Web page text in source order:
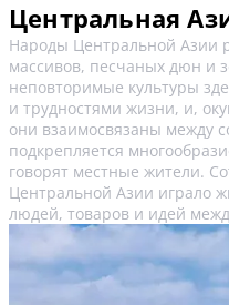
Центральная
Народы Центральной Азии
массивов, песчаных дюн и
неповторимые культуры
и трудностями жизни, и,
они взаимосвязаны между
подкрепляется
говорят местные жители.
Центральной Азии играло
людей, товаров и идей